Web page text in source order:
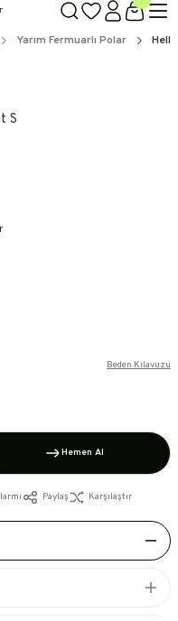
Yarım Fermuarlı Polar
S
Beden Kılavuzu
Hemen Al
Paylaş Karşılaştır